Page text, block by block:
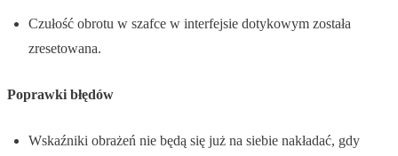
Czułość obrotu w szafce w interfejsie dotykowym została
zresetowana.
Poprawki błędów
Wskaźniki obrażeń nie będą się już na siebie nakładać, gdy